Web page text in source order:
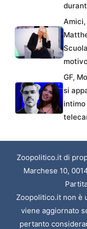
Amici,
GF,
si
Zoopolitico.it di
Marchese 10,
Zoopolitico.it non è
viene aggiornato
pertanto